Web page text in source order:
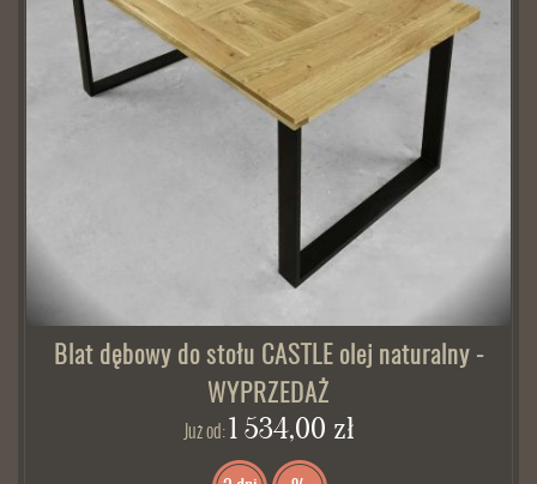
Blat dębowy do stołu CASTLE olej naturalny -
WYPRZEDAŻ
Już od: 1 534,00 zł